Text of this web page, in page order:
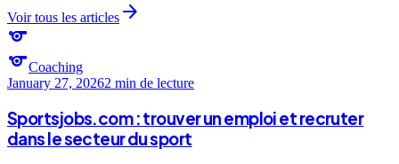
Voir tous les articles arrow_forward
sports
sportsCoaching
January 27, 20262 min de lecture
Sportsjobs.com : trouver un emploi et recruter
dans le secteur du sport